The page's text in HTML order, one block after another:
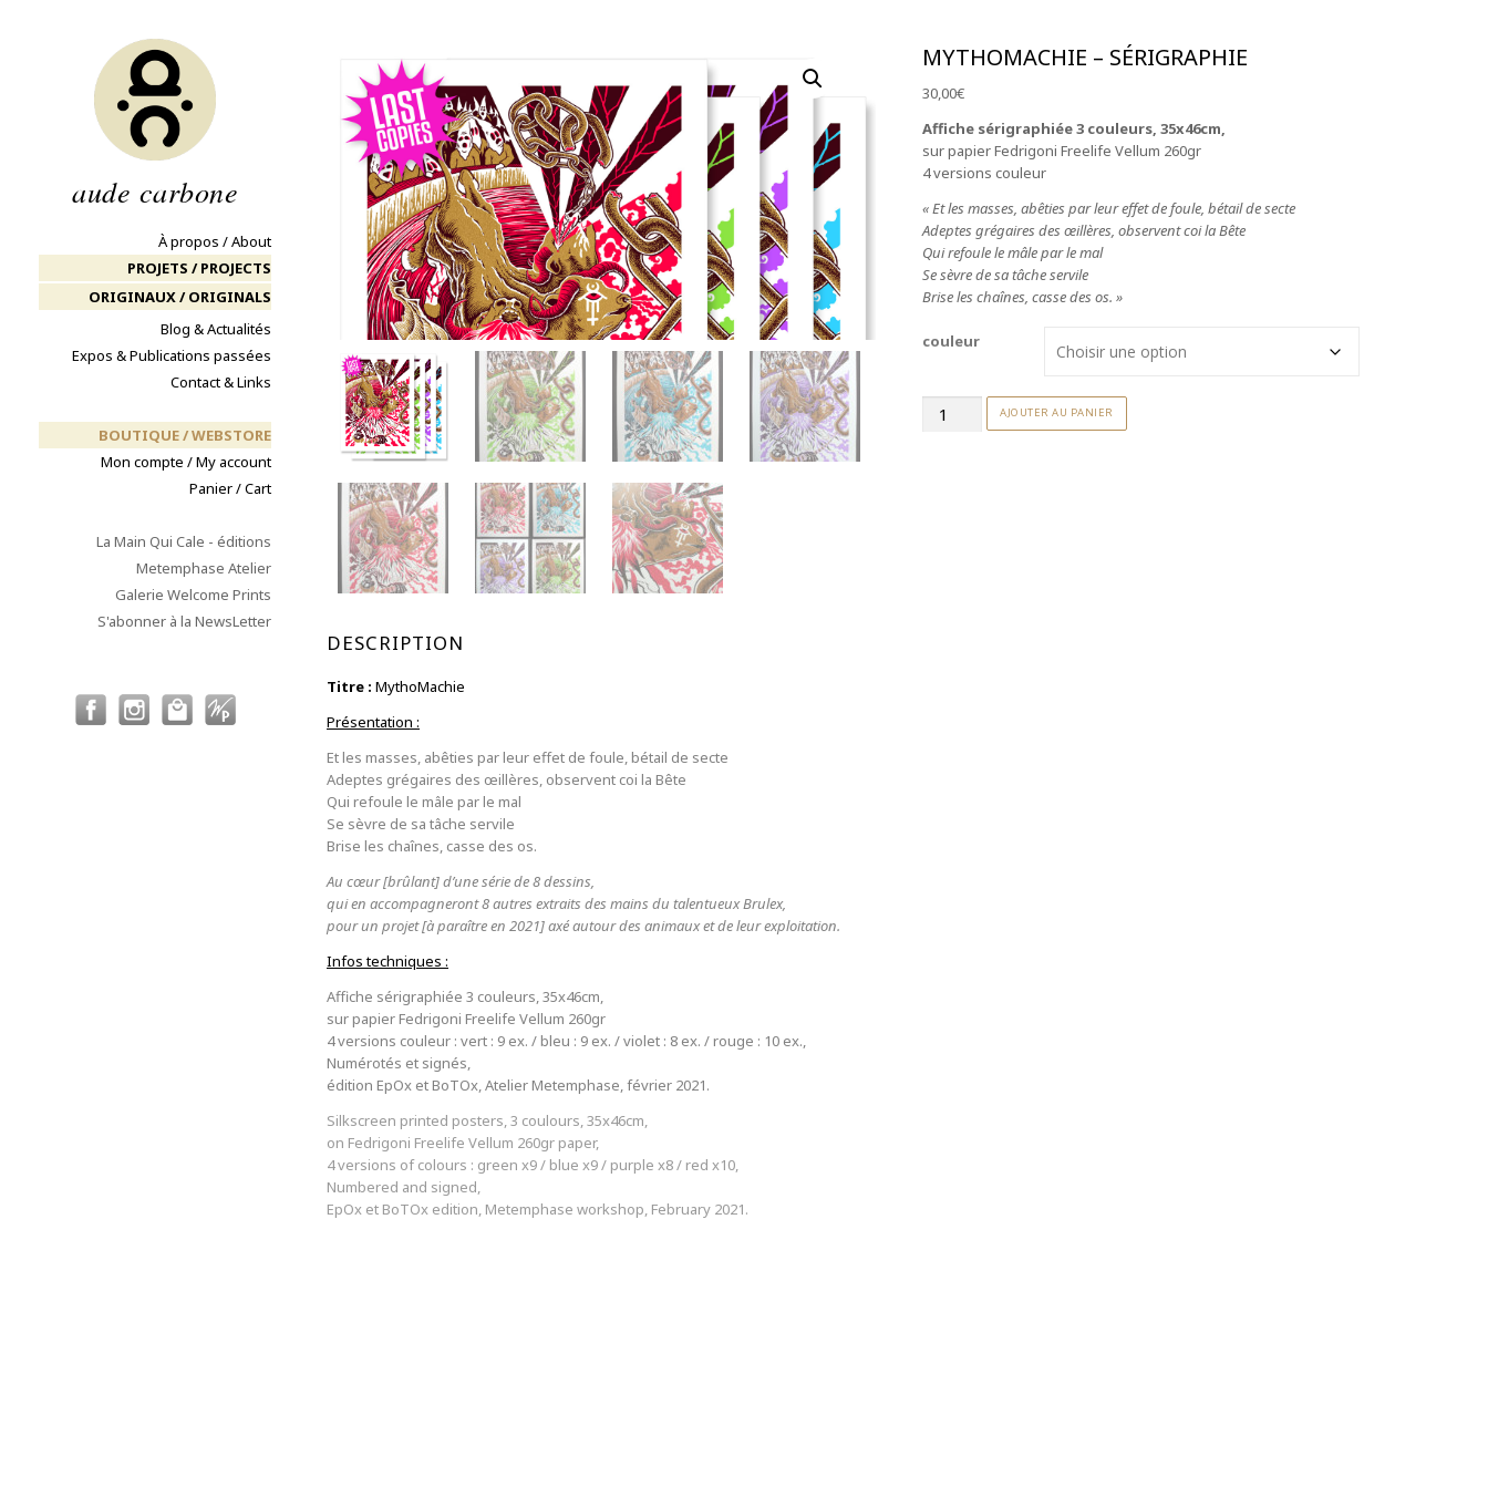
aude carbone
À propos / About
PROJETS / PROJECTS
ORIGINAUX / ORIGINALS
Blog & Actualités
Expos & Publications passées
Contact & Links
BOUTIQUE / WEBSTORE
Mon compte / My account
Panier / Cart
La Main Qui Cale - éditions
Metemphase Atelier
Galerie Welcome Prints
S'abonner à la NewsLetter
MYTHOMACHIE – SÉRIGRAPHIE
30,00€
Affiche sérigraphiée 3 couleurs, 35x46cm,
sur papier Fedrigoni Freelife Vellum 260gr
4 versions couleur
« Et les masses, abêties par leur effet de foule, bétail de secte
Adeptes grégaires des œillères, observent coi la Bête
Qui refoule le mâle par le mal
Se sèvre de sa tâche servile
Brise les chaînes, casse des os. »
couleur
quantité
MythoMachie
AJOUTER AU PANIER
DESCRIPTION
Titre : MythoMachie
Présentation :
Et les masses, abêties par leur effet de foule, bétail de secte
Adeptes grégaires des œillères, observent coi la Bête
Qui refoule le mâle par le mal
Se sèvre de sa tâche servile
Brise les chaînes, casse des os.
Au cœur [brûlant] d’une série de 8 dessins,
qui en accompagneront 8 autres extraits des mains du talentueux Brulex,
pour un projet [à paraître en 2021] axé autour des animaux et de leur exploitation.
Infos techniques :
Affiche sérigraphiée 3 couleurs, 35x46cm,
sur papier Fedrigoni Freelife Vellum 260gr
4 versions couleur : vert : 9 ex. / bleu : 9 ex. / violet : 8 ex. / rouge : 10 ex.,
Numérotés et signés,
édition EpOx et BoTOx, Atelier Metemphase, février 2021.
Silkscreen printed posters, 3 coulours, 35x46cm,
on Fedrigoni Freelife Vellum 260gr paper,
4 versions of colours : green x9 / blue x9 / purple x8 / red x10,
Numbered and signed,
EpOx et BoTOx edition, Metemphase workshop, February 2021.